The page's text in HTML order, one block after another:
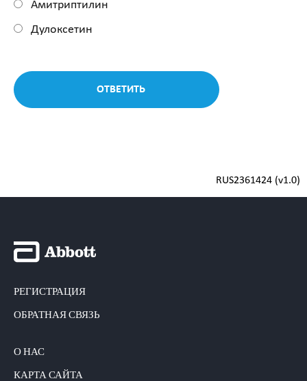
Амитриптилин
Дулоксетин
ОТВЕТИТЬ
RUS2361424 (v1.0)
РЕГИСТРАЦИЯ
ОБРАТНАЯ СВЯЗЬ
О НАС
КАРТА САЙТА